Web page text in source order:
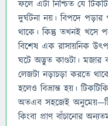
ফলে এটা নিশ্চিত যে
দুর্ঘটনা নয়। বিপদে
থাকে। কিন্তু তখনই খসে
বিশেষ এক রাসায়নিক
ঘটে অদ্ভুত কাণ্ডটা। মজার
লেজটা নড়াচড়া করতে
হলেও বিভ্রান্ত হয়।
অতএব সহজেই
কিংবা প্রাণ বাঁচানোর